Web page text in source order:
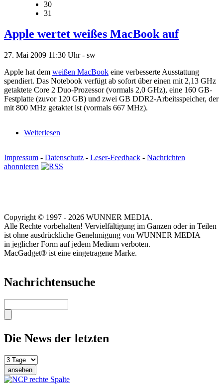
30
31
Apple wertet weißes MacBook auf
27. Mai 2009 11:30 Uhr - sw
Apple hat dem weißen MacBook eine verbesserte Ausstattung
spendiert. Das Notebook verfügt ab sofort über einen mit 2,13 GHz
getaktete Core 2 Duo-Prozessor (vormals 2,0 GHz), eine 160 GB-
Festplatte (zuvor 120 GB) und zwei GB DDR2-Arbeitsspeicher, der
mit 800 MHz getaktet ist (vormals 667 MHz).
Weiterlesen
Impressum - Datenschutz - Leser-Feedback - Nachrichten
abonnieren
Copyright © 1997 - 2026 WUNNER MEDIA.
Alle Rechte vorbehalten! Vervielfältigung im Ganzen oder in Teilen
ist ohne ausdrückliche Genehmigung von WUNNER MEDIA
in jeglicher Form auf jedem Medium verboten.
MacGadget® ist eine eingetragene Marke.
Nachrichtensuche
Die News der letzten